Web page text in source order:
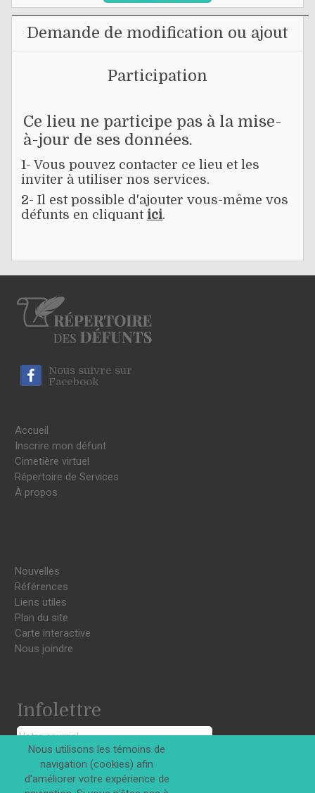
Demande de modification ou ajout
Participation
Ce lieu ne participe pas à la mise-
à-jour de ses données.
1- Vous pouvez contacter ce lieu et les
inviter à utiliser nos services.
2- Il est possible d'ajouter vous-même vos
défunts en cliquant ici.
Nous suivre sur
Facebook
Accueil
Inscrire mon défunt
Cimetière virtuel
Répertoire de Services
À propos
Nouvelles
Références
Liens utiles
Plan du site
Carte interactive
Nous joindre
Infolettre
S'INSCRIRE
Nous utilisons les témoins de
navigation (cookies) afin
d'améliorer votre expérience de